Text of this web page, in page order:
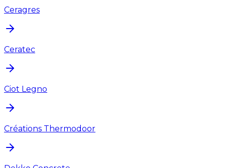
Ceragres
Ceratec
Ciot Legno
Créations Thermodoor